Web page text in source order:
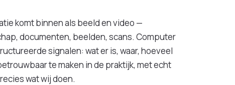
komt binnen als beeld en video —
documenten, beelden, scans. Computer
signalen: wat er is, waar, hoeveel
te maken in de praktijk, met echt
wat wij doen.